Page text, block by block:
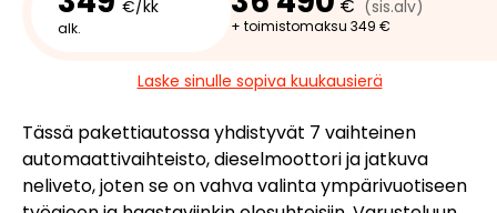
€/kk
alk.
€ (sis.alv)
+ toimistomaksu 349 €
Laske sinulle sopiva kuukausierä
Tässä pakettiautossa yhdistyvät 7 vaihteinen
automaattivaihteisto, dieselmoottori ja jatkuva
neliveto, joten se on vahva valinta ympärivuotiseen